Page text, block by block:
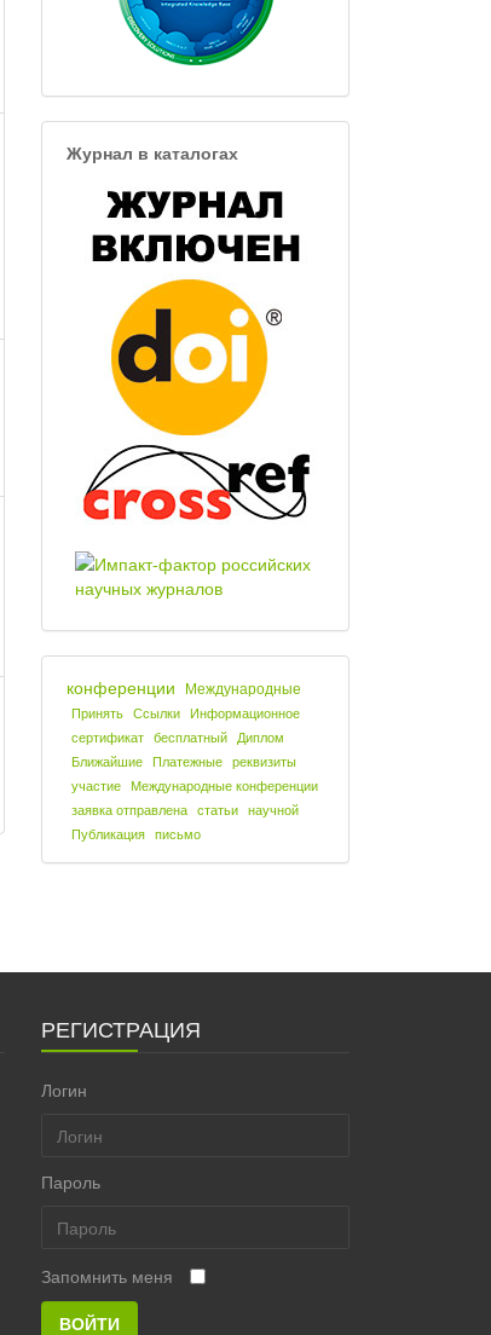
Журнал в каталогах
конференции Международные
Принять Ссылки Информационное
сертификат бесплатный Диплом
Ближайшие Платежные реквизиты
участие Международные конференции
заявка отправлена статьи научной
Публикация письмо
РЕГИСТРАЦИЯ
Логин
Пароль
Запомнить меня
ВОЙТИ